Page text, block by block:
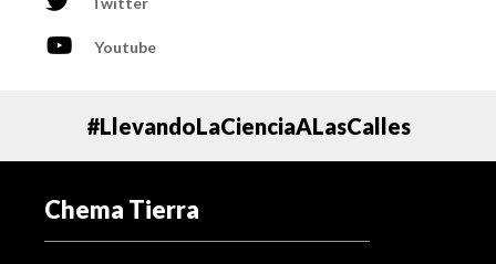
Youtube
#LlevandoLaCienciaALasCalles
Chema Tierra